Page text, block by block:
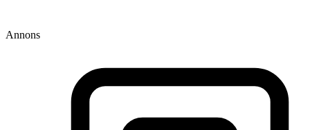
Annons